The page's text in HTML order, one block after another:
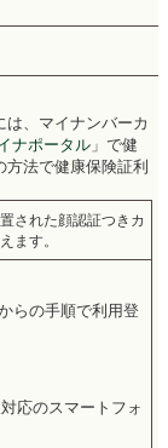
、マイナンバーカ
ナポータル 」で健
法で健康保険証利
された顔認証つきカ
ます。
らの手順で利用登
応のスマートフォ